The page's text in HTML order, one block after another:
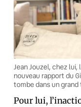
Jean Jouzel, chez
nouveau rapport du
tombe dans un grand
Pour lui,